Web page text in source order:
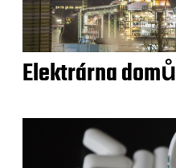
Elektrárna domů